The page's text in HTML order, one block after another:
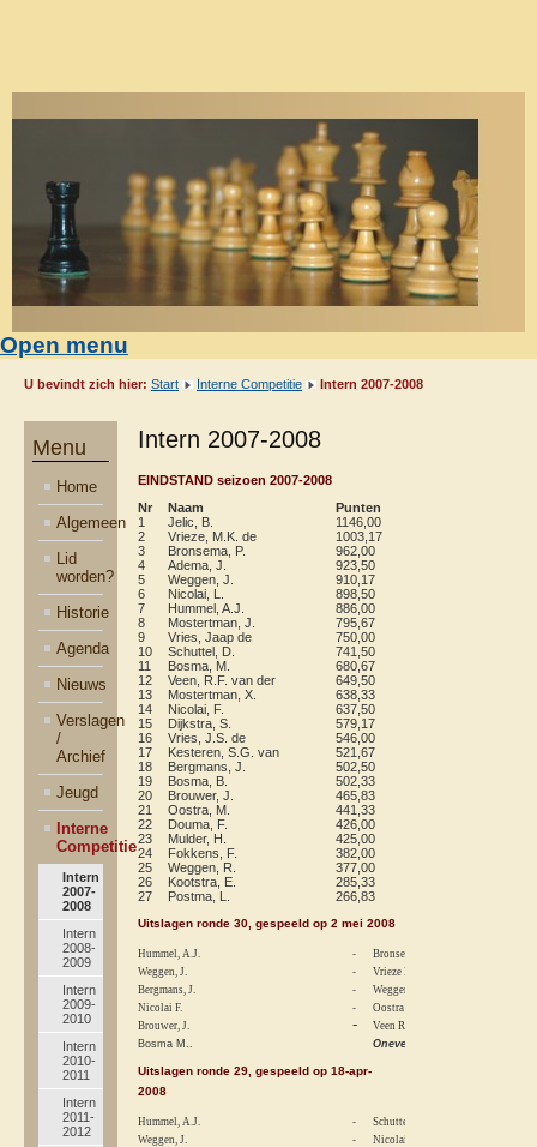
Open menu
U bevindt zich hier: Start Interne Competitie Intern 2007-2008
Menu
Home
Algemeen
Lid
worden?
Historie
Agenda
Nieuws
Verslagen
/
Archief
Jeugd
Interne
Competitie
Intern
2007-
2008
Intern
2008-
2009
Intern
2009-
2010
Intern
2010-
2011
Intern
2011-
2012
Intern 2007-2008
EINDSTAND seizoen 2007-2008
Nr
Naam Punten
1
Jelic, B. 1146,00
2
Vrieze, M.K. de 1003,17
3
Bronsema, P. 962,00
4
Adema, J. 923,50
5
Weggen, J. 910,17
6
Nicolai, L. 898,50
7
Hummel, A.J. 886,00
8
Mostertman, J. 795,67
9
Vries, Jaap de 750,00
10
Schuttel, D. 741,50
11
Bosma, M. 680,67
12
Veen, R.F. van der 649,50
13
Mostertman, X. 638,33
14
Nicolai, F. 637,50
15
Dijkstra, S. 579,17
16
Vries, J.S. de 546,00
17
Kesteren, S.G. van 521,67
18
Bergmans, J. 502,50
19
Bosma, B. 502,33
20
Brouwer, J. 465,83
21
Oostra, M. 441,33
22
Douma, F. 426,00
23
Mulder, H. 425,00
24
Fokkens, F. 382,00
25
Weggen, R. 377,00
26
Kootstra, E. 285,33
27
Postma, L. 266,83
Uitslagen ronde 30, gespeeld op 2 mei 2008
Hummel, A.J. -
Bronsema P.
Weggen, J.
-
Vrieze M.K.
Bergmans, J.
-
Weggen R.
Nicolai F.
-
Oostra M.
Brouwer, J.
-
Veen R.F. van der
Bosma M..
Oneven
Uitslagen ronde 29, gespeeld op 18-apr-
2008
Hummel, A.J. -
Schuttel, D.
Weggen, J.
-
Nicolai, F.